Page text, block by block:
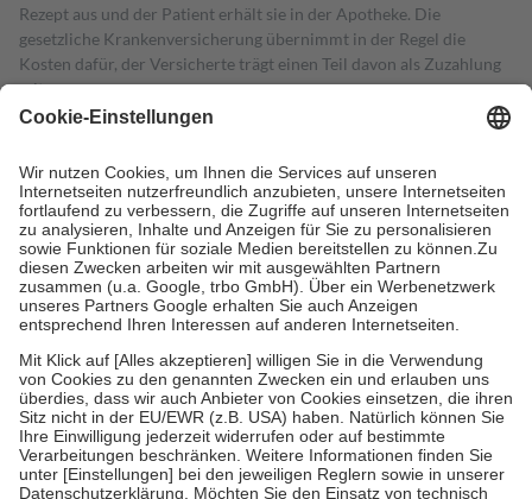
Rezept aus und der Patient erhält sie in der Apotheke. Die
gesetzliche Krankenversicherung übernimmt in der Regel die
Kosten dafür, der Versicherte trägt einen Teil davon als Zuzahlung
mit.
Grundsätzlich leisten Mitglieder Zuzahlungen in Höhe von zehn
höchstens zehn Euro.
Es sind jedoch nie mehr als die tatsächlichen
Kosten der Leistung zu entrichten.
Diese Regeln gelten grundsätzlich auch für Online-Apotheken.
Bei Heilmitteln und häuslicher Krankenpflege beträgt die
Zuzahlung zehn Prozent der Kosten sowie zehn Euro je
Verordnung.
Um das Engagement der Versicherten für ihre eigene Gesundheit zu
stärken und die besondere Stellung der Familie zu unterstützen,
fallenkeine Zuzahlungenan bei:
• Kindern und Jugendlichen bis zum vollendeten 18. Lebensjahr
mit Ausnahme der Fahrkosten
• Untersuchungen zur Vorsorge und Früherkennung, die von der
GKV getragen werden
• empfohlenen Schutzimpfungen